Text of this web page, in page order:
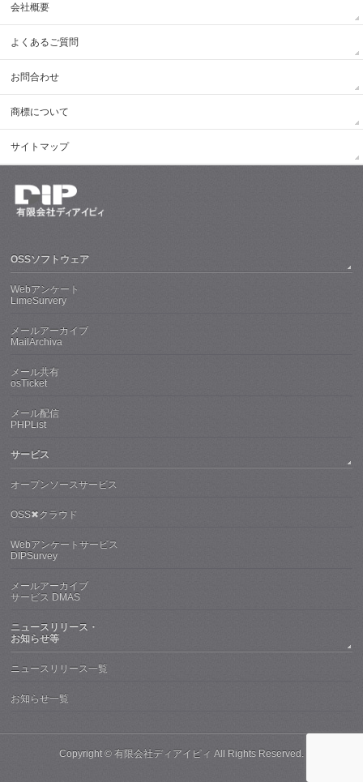
会社概要
よくあるご質問
お問合わせ
商標について
サイトマップ
OSSソフトウェア
Webアンケート
LimeSurvery
メールアーカイブ
MailArchiva
メール共有
osTicket
メール配信
PHPList
サービス
オープンソースサービス
OSS✖クラウド
Webアンケートサービス
DIPSurvey
メールアーカイブ
サービス DMAS
ニュースリリース・
お知らせ等
ニュースリリース一覧
お知らせ一覧
Copyright © 有限会社ディアイピィ All Rights Reserved.